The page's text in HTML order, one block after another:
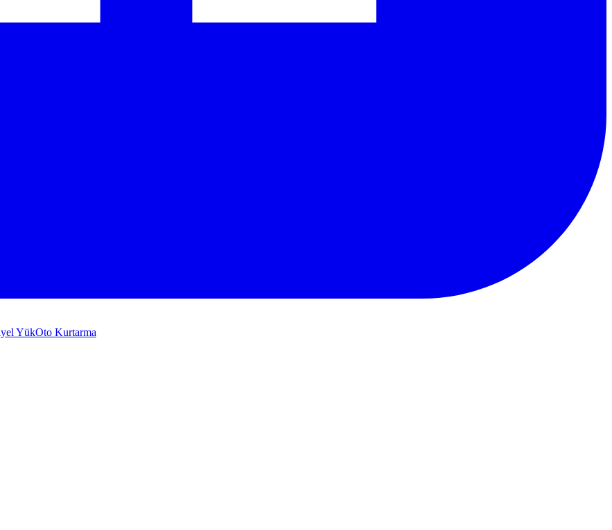
YükOto Kurtarma